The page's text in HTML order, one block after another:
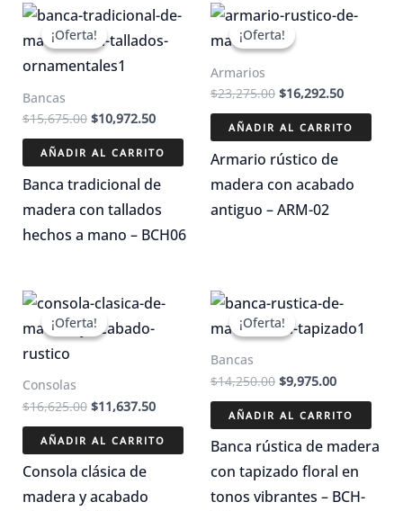
¡Oferta!
¡Oferta!
Bancas
$15,675.00 El
original
era:
$15,675.00.
$10,972.50El
actual
es:
$10,972.50.
AÑADIR AL CARRITO
Banca tradicional de
madera con tallados
hechos a mano – BCH06
¡Oferta!
¡Oferta!
Armarios
$23,275.00 El
original
era:
$23,275.00.
$16,292.50El
actual
es:
AÑADIR AL CARRITO
Armario rústico de
madera con acabado
antiguo – ARM-02
¡Oferta!
¡Oferta!
Consolas
$16,625.00 El
original
era:
$16,625.00.
$11,637.50El
actual
es:
$11,637.50.
AÑADIR AL CARRITO
Consola clásica de
madera y acabado
¡Oferta!
¡Oferta!
Bancas
$14,250.00 El
original
era:
$14,250.00.
$9,975.00El
actual
es:
$9,975.00.
AÑADIR AL CARRITO
Banca rústica de madera
con tapizado floral en
tonos vibrantes – BCH-